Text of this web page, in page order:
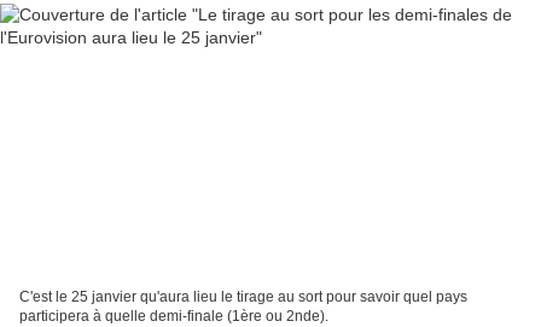
C'est le 25 janvier qu'aura lieu le tirage au sort pour savoir quel pays
participera à quelle demi-finale (1ère ou 2nde).